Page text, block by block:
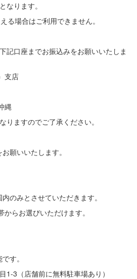
なります。
る場合はご利用できません。
記口座までお振込みをお願いいたしま
支店
縄
りますのでご了承ください。
願いいたします。
のみとさせていただきます。
らお選びいただけます。
す。
1-3（店舗前に無料駐車場あり）